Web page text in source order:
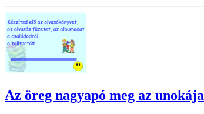
Az öreg nagyapó meg az unokája